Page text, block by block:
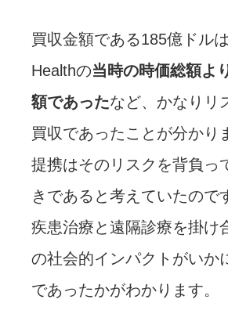
買収金額である185億ドル
Healthの当時の時価総額よ
額であったなど、かなりリ
買収であったことが分かり
提携はそのリスクを背負っ
きであると考えていたので
疾患治療と遠隔診療を掛け
の社会的インパクトがいか
であったかがわかります。